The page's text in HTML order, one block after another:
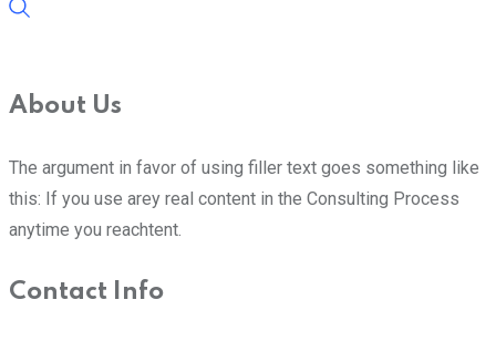
About Us
The argument in favor of using filler text goes something like
this: If you use arey real content in the Consulting Process
anytime you reachtent.
Contact Info